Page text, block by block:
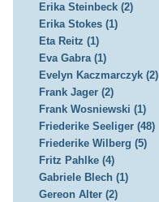
Erika Steinbeck (2)
Erika Stokes (1)
Eta Reitz (1)
Eva Gabra (1)
Evelyn Kaczmarczyk (2)
Frank Jager (2)
Frank Wosniewski (1)
Friederike Seeliger (48)
Friederike Wilberg (5)
Fritz Pahlke (4)
Gabriele Blech (1)
Gereon Alter (2)